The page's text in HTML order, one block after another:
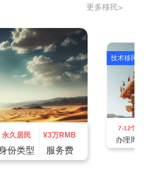
市，其优美的自然环境吸引
地同前两个城市不同的地方
宜人的地中海气候以及原始
到什么是融入大自然。
更多移民>
永久居民
份类型
¥3万RMB
服务费
技术移民
7-12个月
办理周期